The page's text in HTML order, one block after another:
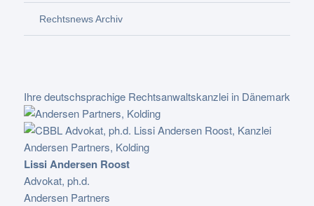
Rechtsnews Archiv
Ihre deutschsprachige Rechtsanwaltskanzlei in Dänemark
Lissi Andersen Roost
Advokat, ph.d.
Andersen Partners